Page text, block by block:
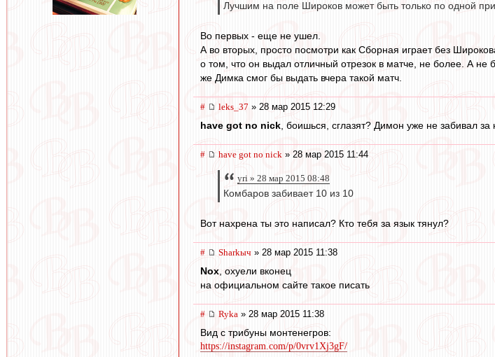
Лучшим на поле Широков может быть только по одной
Во первых - еще не ушел.
А во вторых, просто посмотри как Сборная играет без
о том, что он выдал отличный отрезок в матче, не более. А не
же Димка смог бы выдать вчера такой матч.
# leks_37 » 28 мар 2015 12:29
have got no nick , боишься, сглазят? Димон уже не забивал
# have got no nick » 28 мар 2015 11:44
yri » 28 мар 2015 08:48
Комбаров забивает 10 из 10
Вот нахрена ты это написал? Кто тебя за язык тянул?
# Sharkыч » 28 мар 2015 11:38
Nox , охуели вконец
на официальном сайте такое писать
# Ryka » 28 мар 2015 11:38
Вид с трибуны монтенегров:
https://instagram.com/p/0vrv1Xj3gF/